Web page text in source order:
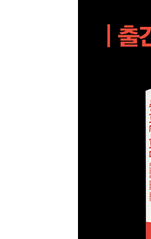
장수하는 노
부담하는 의
4장 규제 때문
각종 규제나
할까. 특히 ‘
5장 소득세를
1991년 덴마